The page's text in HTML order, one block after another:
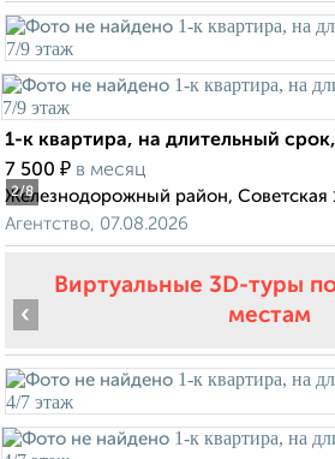
2/8
1-к квартира, на длительный
7 500 ₽ в месяц
Железнодорожный район, Советская
Агентство, 07.08.2026
Виртуальные 3D-туры
местам
‹